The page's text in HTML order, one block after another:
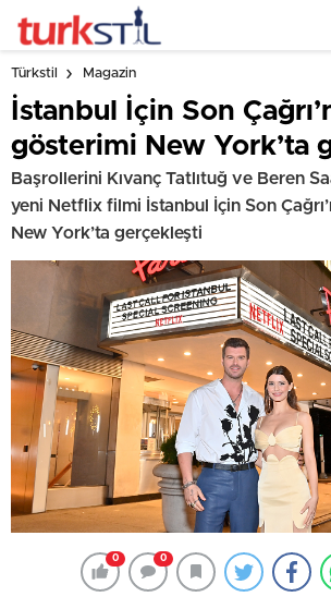
Türkstil Magazin
İstanbul İçin Son
gösterimi New York’ta
Başrollerini Kıvanç Tatlıtuğ ve Beren
yeni Netflix filmi İstanbul İçin Son
New York’ta gerçekleşti
0 0